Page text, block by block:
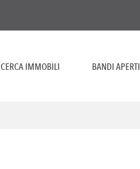
CERCA IMMOBILI BANDI APERTI